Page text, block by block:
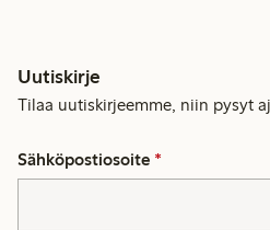
Uutiskirje
Tilaa uutiskirjeemme, niin pysyt
Sähköpostiosoite *